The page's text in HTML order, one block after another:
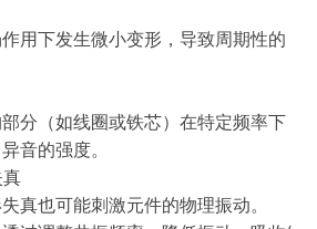
用下发生微小变形，导致周期性的
分（如线圈或铁芯）在特定频率下
音的强度。
真
真也可能刺激元件的物理振动。